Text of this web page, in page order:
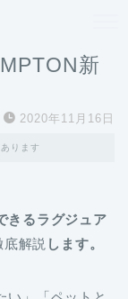
新
2020年11月16日
ります
きるラグジュア
解説 します。